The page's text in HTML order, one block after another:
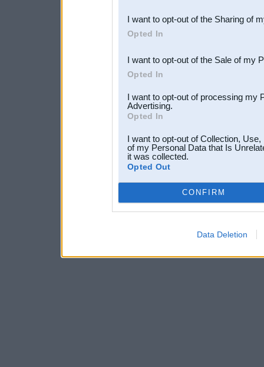
Downstream Participants
third parties.
I want to opt-out of the Sharing of
Opted In
I want to opt-out of the Sale of my
Opted In
I want to opt-out of processing my
Advertising.
Opted In
I want to opt-out of Collection,
of my Personal Data that Is
it was collected.
Opted Out
CONFIRM
Data Deletion